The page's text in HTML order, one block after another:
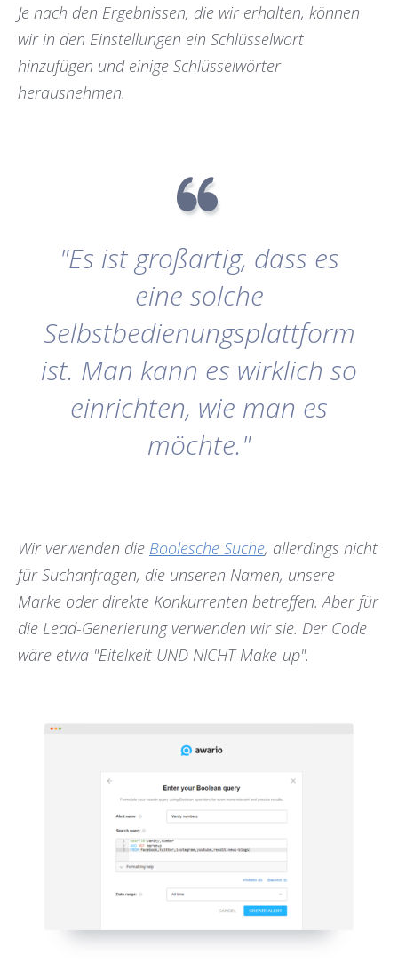
Je nach den Ergebnissen, die wir erhalten, können
wir in den Einstellungen ein Schlüsselwort
hinzufügen und einige Schlüsselwörter
herausnehmen.
"Es ist großartig, dass es
eine solche
Selbstbedienungsplattform
ist. Man kann es wirklich so
einrichten, wie man es
möchte."
Wir verwenden die Boolesche Suche, allerdings nicht
für Suchanfragen, die unseren Namen, unsere
Marke oder direkte Konkurrenten betreffen. Aber für
die Lead-Generierung verwenden wir sie. Der Code
wäre etwa "Eitelkeit UND NICHT Make-up".